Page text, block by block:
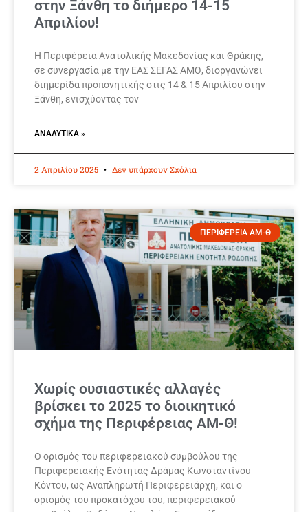
στην Ξάνθη το διήμερο 14-15
Απριλίου!
Η Περιφέρεια Ανατολικής Μακεδονίας και Θράκης,
σε συνεργασία με την ΕΑΣ ΣΕΓΑΣ ΑΜΘ, διοργανώνει
διημερίδα προπονητικής στις 14 & 15 Απριλίου στην
Ξάνθη, ενισχύοντας τον
ΑΝΑΛΥΤΙΚΆ »
2 Απριλίου 2025 Δεν υπάρχουν Σχόλια
ΠΕΡΙΦΕΡΕΙΑ ΑΜ-Θ
Χωρίς ουσιαστικές αλλαγές
βρίσκει το 2025 το διοικητικό
σχήμα της Περιφέρειας ΑΜ-Θ!
Ο ορισμός του περιφερειακού συμβούλου της
Περιφερειακής Ενότητας Δράμας Κωνσταντίνου
Κόντου, ως Αναπληρωτή Περιφερειάρχη, και ο
ορισμός του προκατόχου του, περιφερειακού